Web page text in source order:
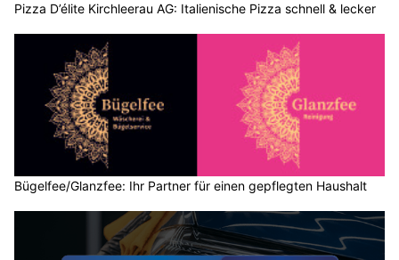
Pizza D’élite Kirchleerau AG: Italienische Pizza schnell & lecker
Bügelfee/Glanzfee: Ihr Partner für einen gepflegten Haushalt